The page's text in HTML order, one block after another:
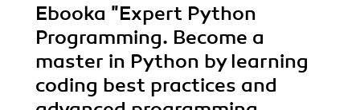
Ebooka "Expert Python
Programming. Become a
master in Python by learning
coding best practices and